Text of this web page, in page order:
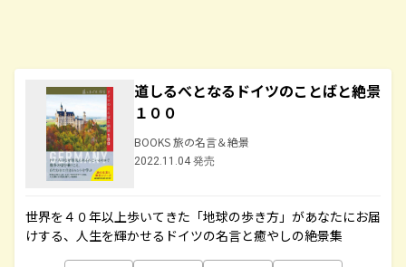
道しるべとなるドイツのことばと絶景
１００
BOOKS 旅の名言＆絶景
2022.11.04 発売
世界を４０年以上歩いてきた「地球の歩き方」があなたにお届
けする、人生を輝かせるドイツの名言と癒やしの絶景集